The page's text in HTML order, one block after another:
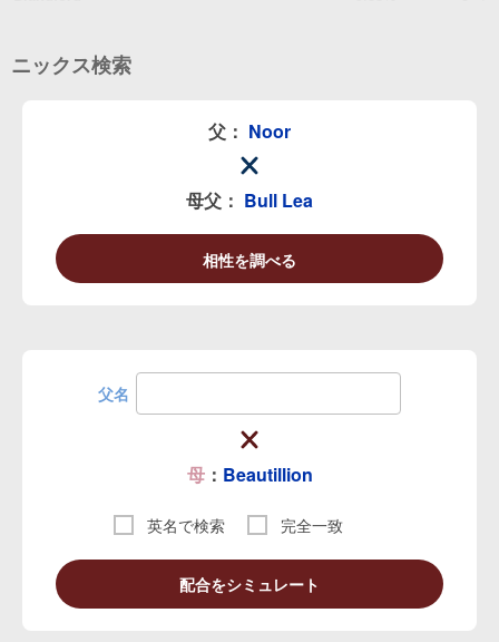
ニックス検索
父： Noor
母父： Bull Lea
相性を調べる
父名
母： Beautillion
英名で検索 完全一致
配合をシミュレート